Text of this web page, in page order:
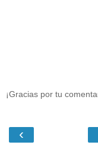
¡Gracias por tu
‹